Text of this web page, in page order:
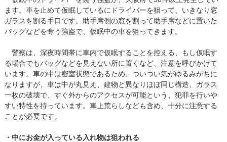
ます。車を止めて仮眠しているにドライバーを狙って、いきなり窓
ガラスを割る手口です。助手席側の窓を割って助手席などに置いた
バッグなどを奪う強盗で、仮眠中の車を狙ってきます。
警察は、深夜時間帯に車内で仮眠することを控える、もし仮眠す
る場合でもバッグなどを見えない所に置くなど、注意を呼びかけて
います。車の中は密室状態であるため、ついつい気がゆるみがちに
なりますが、車は中が丸見え、建物と異なりほぼ同じ構造、ガラス
一枚の破壊で、すぐ外からのアクセスが可能という、犯罪を行いや
すい特性を持っています。車上荒らしなども含め、十分に注意する
ことが必要です。
・中にお金が入っている入れ物は狙われる